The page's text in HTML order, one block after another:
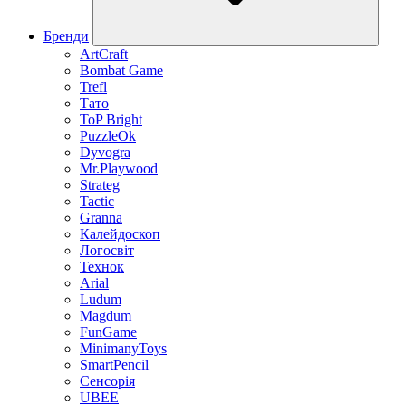
Бренди
ArtCraft
Bombat Game
Trefl
Тато
ToP Bright
PuzzleOk
Dyvogra
Mr.Playwood
Strateg
Tactic
Granna
Калейдоскоп
Логосвіт
Технок
Arial
Ludum
Magdum
FunGame
MinimanyToys
SmartPencil
Сенсорія
UBEE